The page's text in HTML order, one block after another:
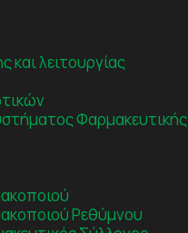
και λειτουργίας
Φαρμακευτικής
Ρεθύμνου